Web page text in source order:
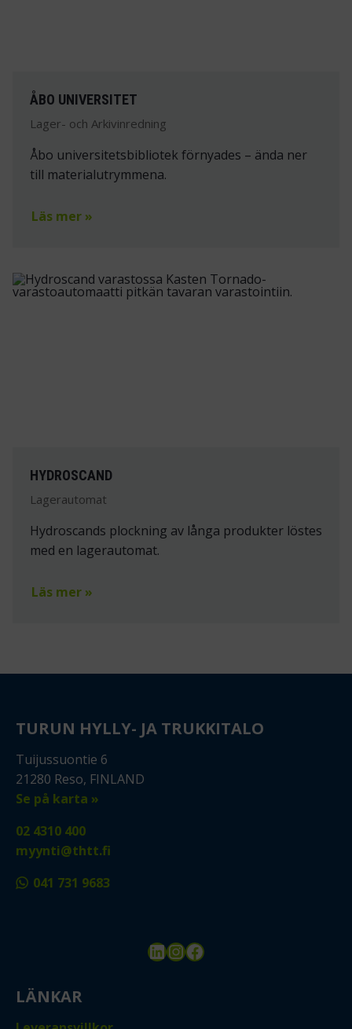
ÅBO UNIVERSITET
Lager- och Arkivinredning
Åbo universitetsbibliotek förnyades – ända ner
till materialutrymmena.
Läs mer »
HYDROSCAND
Lagerautomat
Hydroscands plockning av långa produkter löstes
med en lagerautomat.
Läs mer »
TURUN HYLLY- JA TRUKKITALO
Tuijussuontie 6
21280 Reso, FINLAND
Se på karta »
02 4310 400
myynti@thtt.fi
041 731 9683
LinkedIn
Instagram
Facebook
LÄNKAR